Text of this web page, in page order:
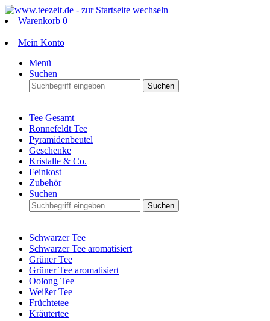
Warenkorb 0
Mein Konto
Menü
Suchen
Suchen
Tee Gesamt
Ronnefeldt Tee
Pyramidenbeutel
Geschenke
Kristalle & Co.
Feinkost
Zubehör
Suchen
Suchen
Schwarzer Tee
Schwarzer Tee aromatisiert
Grüner Tee
Grüner Tee aromatisiert
Oolong Tee
Weißer Tee
Früchtetee
Kräutertee